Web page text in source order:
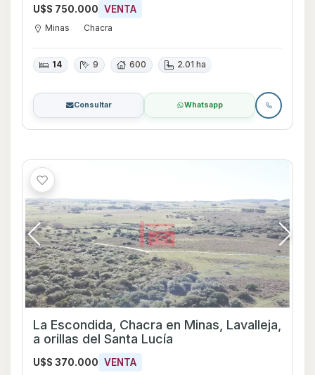
U$S 750.000 VENTA
Minas Chacra
14 9 600 2.01 ha
Consultar Whatsapp
La Escondida, Chacra en Minas, Lavalleja,
a orillas del Santa Lucía
U$S 370.000 VENTA